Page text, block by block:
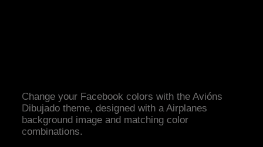
Change your Facebook colors with the Avións
Dibujado theme, designed with a Airplanes
background image and matching color
combinations.